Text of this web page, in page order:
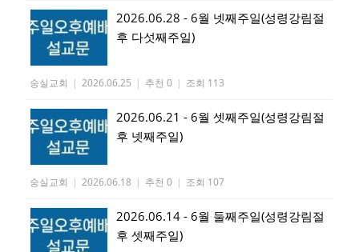
2026.06.28 - 6월 넷째주일(성령강림절
후 다섯째주일)
숭실교회 | 2026.06.25 | 추천 0 | 조회 113
2026.06.21 - 6월 셋째주일(성령강림절
후 넷째주일)
숭실교회 | 2026.06.18 | 추천 0 | 조회 107
2026.06.14 - 6월 둘째주일(성령강림절
후 셋째주일)